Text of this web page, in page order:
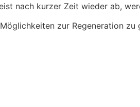
nach kurzer Zeit wieder ab,
zur Regeneration